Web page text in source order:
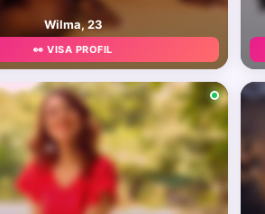
Wilma, 23
👀 VISA PROFIL